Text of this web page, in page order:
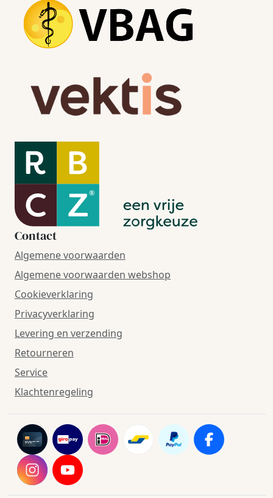
Contact
Algemene voorwaarden
Algemene voorwaarden webshop
Cookieverklaring
Privacyverklaring
Levering en verzending
Retourneren
Service
Klachtenregeling